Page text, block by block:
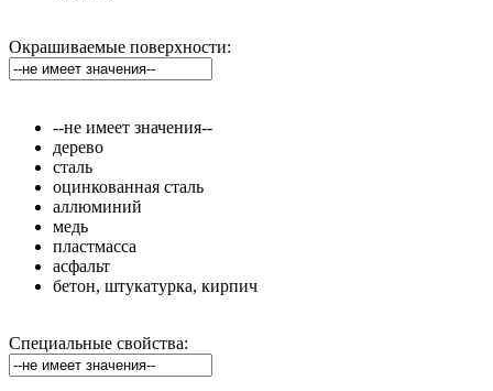
Окрашиваемые поверхности:
--не имеет значения--
дерево
сталь
оцинкованная сталь
аллюминий
медь
пластмасса
асфальт
бетон, штукатурка, кирпич
Специальные свойства: